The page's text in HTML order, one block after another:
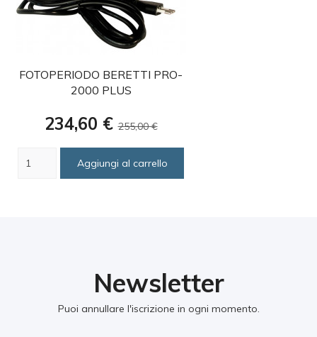
FOTOPERIODO BERETTI PRO-
2000 PLUS
Prezzo
234,60 € Prezzo
255,00 €
Aggiungi al carrello
Newsletter
Puoi annullare l'iscrizione in ogni momento.